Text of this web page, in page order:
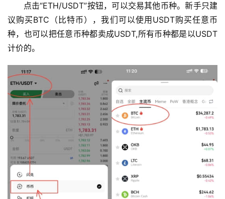
问
题
点击“ETH/USDT”按钮，可以交易其他币种。新手只建
议购买BTC（比特币），我们可以使用USDT购买任意币
种，也可以把任意币种都卖成USDT,所有币种都是以USDT
计价的。